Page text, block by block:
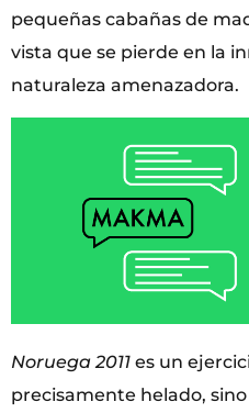
pequeñas cabañas de
vista que se pierde en la
naturaleza amenazadora.
Noruega 2011 es un
precisamente helado,